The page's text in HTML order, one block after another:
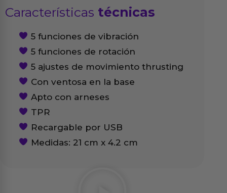
Características técnicas
5 funciones de vibración
5 funciones de rotación
5 ajustes de movimiento thrusting
Con ventosa en la base
Apto con arneses
TPR
Recargable por USB
Medidas: 21 cm x 4.2 cm